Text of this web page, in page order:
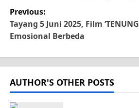
P
o
s
t
n
Previous:
Tayang 5 Juni 2025, Film
Emosional Berbeda
AUTHOR'S OTHER POSTS